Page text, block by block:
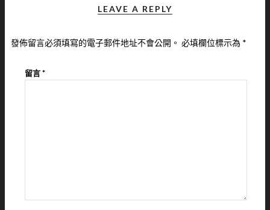
LEAVE A REPLY
發佈留言必須填寫的電子郵件地址不會公開。 必填欄位標示為 *
留言*